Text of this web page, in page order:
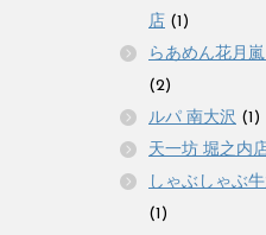
店 (1)
らあめん花月
(2)
ルパ 南大沢 (1)
天一坊 堀之内
しゃぶしゃぶ
(1)